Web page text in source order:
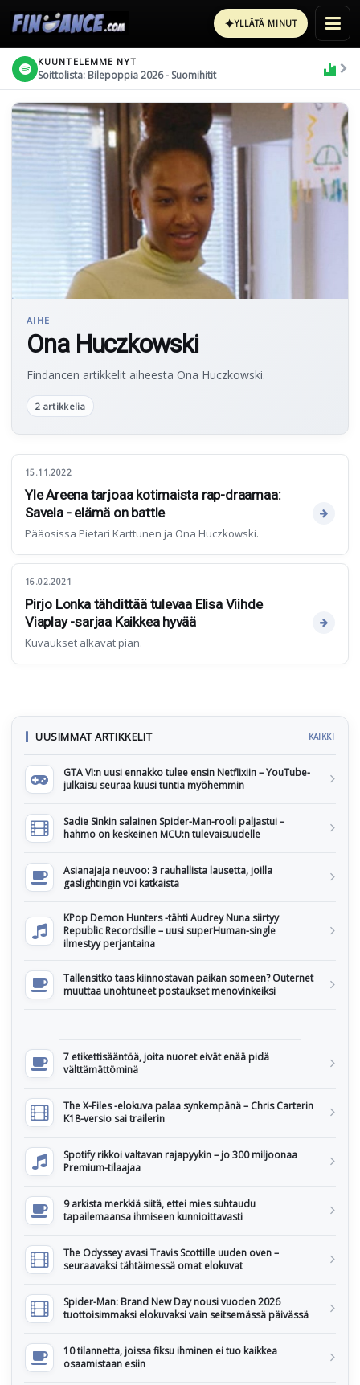
✦YLLÄTÄ MINUT
KUUNTELEMME NYT
Soittolista: Bilepoppia 2026 - Suomihitit
AIHE
Ona Huczkowski
Findancen artikkelit aiheesta Ona Huczkowski.
2 artikkelia
15.11.2022
Yle Areena tarjoaa kotimaista rap-draamaa:
Savela - elämä on battle
Pääosissa Pietari Karttunen ja Ona Huczkowski.
16.02.2021
Pirjo Lonka tähdittää tulevaa Elisa Viihde
Viaplay -sarjaa Kaikkea hyvää
Kuvaukset alkavat pian.
UUSIMMAT ARTIKKELIT KAIKKI
GTA VI:n uusi ennakko tulee ensin Netflixiin – YouTube-
julkaisu seuraa kuusi tuntia myöhemmin
Sadie Sinkin salainen Spider-Man-rooli paljastui –
hahmo on keskeinen MCU:n tulevaisuudelle
Asianajaja neuvoo: 3 rauhallista lausetta, joilla
gaslightingin voi katkaista
KPop Demon Hunters -tähti Audrey Nuna siirtyy
Republic Recordsille – uusi superHuman-single
ilmestyy perjantaina
Tallensitko taas kiinnostavan paikan someen? Outernet
muuttaa unohtuneet postaukset menovinkeiksi
7 etikettisääntöä, joita nuoret eivät enää pidä
välttämättöminä
The X-Files -elokuva palaa synkempänä – Chris Carterin
K18-versio sai trailerin
Spotify rikkoi valtavan rajapyykin – jo 300 miljoonaa
Premium-tilaajaa
9 arkista merkkiä siitä, ettei mies suhtaudu
tapailemaansa ihmiseen kunnioittavasti
The Odyssey avasi Travis Scottille uuden oven –
seuraavaksi tähtäimessä omat elokuvat
Spider-Man: Brand New Day nousi vuoden 2026
tuottoisimmaksi elokuvaksi vain seitsemässä päivässä
10 tilannetta, joissa fiksu ihminen ei tuo kaikkea
osaamistaan esiin